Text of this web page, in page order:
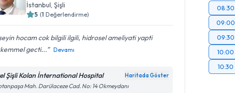
İstanbul, Şişli
5 (1 Değerlendirme)
hocam cok bilgili ilgili, hidrosel ameliyati yapti
gecti...
Devamı
Şişli Kolan İnternational Hospital Haritada Göster
Mah. Darülaceze Cad. No: 14 Okmeydanı
08:30
09:00
09:30
10:00
10:30